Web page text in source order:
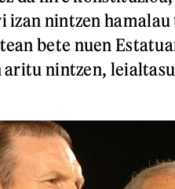
izan nintzen
bete nuen
nintzen,